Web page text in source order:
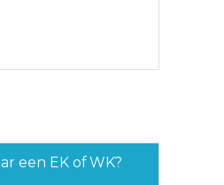
een EK of WK?